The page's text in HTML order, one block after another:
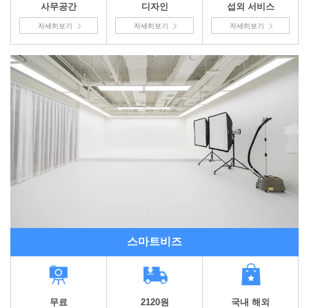
사무공간
자세히보기
디자인
자세히보기
섭외 서비스
자세히보기
스마트비즈
무료
2120원
국내 해외